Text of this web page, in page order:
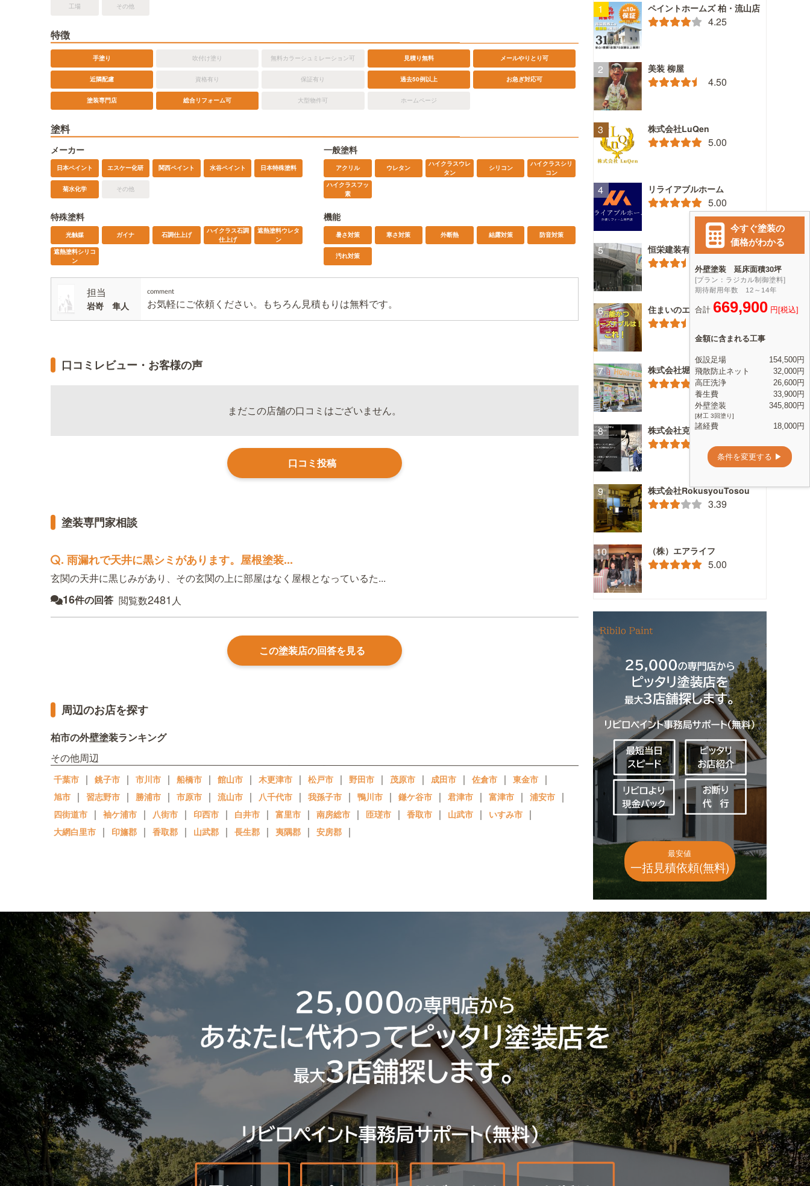
工場 その他
特徴
手塗り 吹付け塗り 無料カラーシュミレーション可 見積り無料 メールやりとり可
近隣配慮 資格有り 保証有り 過去50例以上 お急ぎ対応可
塗装専門店 総合リフォーム可 大型物件可 ホームページ
塗料
メーカー
日本ペイント エスケー化研 関西ペイント 水谷ペイント 日本特殊塗料
菊水化学 その他
一般塗料
アクリル ウレタン
ハイクラスウレ
タン
シリコン
ハイクラスシリ
コン
ハイクラスフッ
素
特殊塗料
光触媒 ガイナ 石調仕上げ
ハイクラス石調
仕上げ
遮熱塗料ウレタ
ン
遮熱塗料シリコ
ン
機能
暑さ対策 寒さ対策 外断熱 結露対策 防音対策
汚れ対策
担当
岩嵜 隼人
comment
お気軽にご依頼ください。もちろん見積もりは無料です。
口コミレビュー・お客様の声
まだこの店舗の口コミはございません。
口コミ投稿
塗装専門家相談
. 雨漏れで天井に黒シミがあります。屋根塗装...
玄関の天井に黒じみがあり、その玄関の上に部屋はなく屋根となっているた...
16件の回答 閲覧数2481 人
この塗装店の回答を見る
周辺のお店を探す
柏市の外壁塗装ランキング
その他周辺
千葉市 ｜ 銚子市 ｜ 市川市 ｜ 船橋市 ｜ 館山市 ｜ 木更津市 ｜ 松戸市 ｜ 野田市 ｜ 茂原市 ｜ 成田市 ｜ 佐倉市 ｜ 東金市 ｜
旭市 ｜ 習志野市 ｜ 勝浦市 ｜ 市原市 ｜ 流山市 ｜ 八千代市 ｜ 我孫子市 ｜ 鴨川市 ｜ 鎌ケ谷市 ｜ 君津市 ｜ 富津市 ｜ 浦安市 ｜
四街道市 ｜ 袖ケ浦市 ｜ 八街市 ｜ 印西市 ｜ 白井市 ｜ 富里市 ｜ 南房総市 ｜ 匝瑳市 ｜ 香取市 ｜ 山武市 ｜ いすみ市 ｜
大網白里市 ｜ 印旛郡 ｜ 香取郡 ｜ 山武郡 ｜ 長生郡 ｜ 夷隅郡 ｜ 安房郡 ｜
ペイントホームズ 柏・流山店
4.25
美装 柳屋
4.50
株式会社LuQen
5.00
リライアブルホーム
5.00
恒栄建装有限会社
3.72
住まいのエステ （株）ときわ
株式会社堀内美建
5.00
株式会社克栄（こくえい）
5.00
株式会社RokusyouTosou
3.39
（株）エアライフ
5.00
最安値
一括見積依頼(無料)